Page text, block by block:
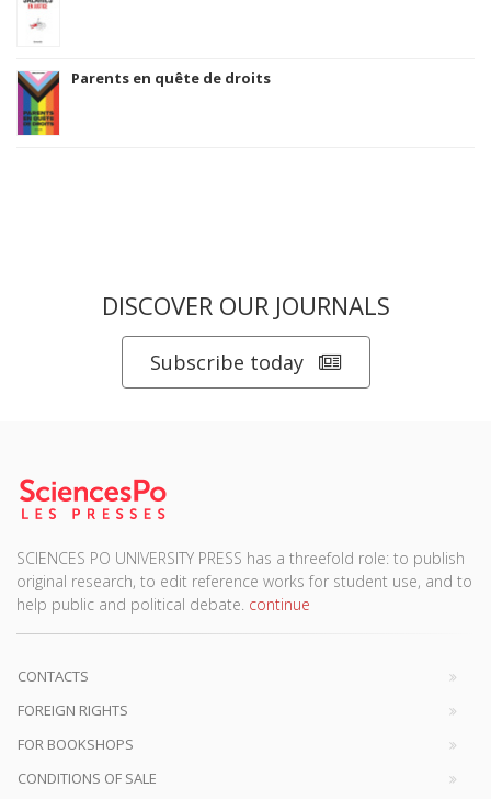
Parents en quête de droits
DISCOVER OUR JOURNALS
Subscribe today
SCIENCES PO UNIVERSITY PRESS has a threefold role: to publish
original research, to edit reference works for student use, and to
help public and political debate. continue
CONTACTS
FOREIGN RIGHTS
FOR BOOKSHOPS
CONDITIONS OF SALE